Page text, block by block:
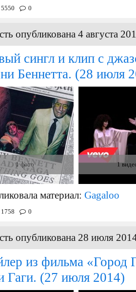
5550 0
опубликована 4 августа
сингл и клип с
Беннетта. (28 июля
1 фото 1
материал: Gagaloo
1758 0
опубликована 28 июля
из фильма «Город
Гаги. (27 июля 2014)